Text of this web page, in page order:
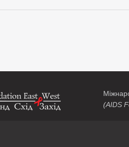
(AIDS